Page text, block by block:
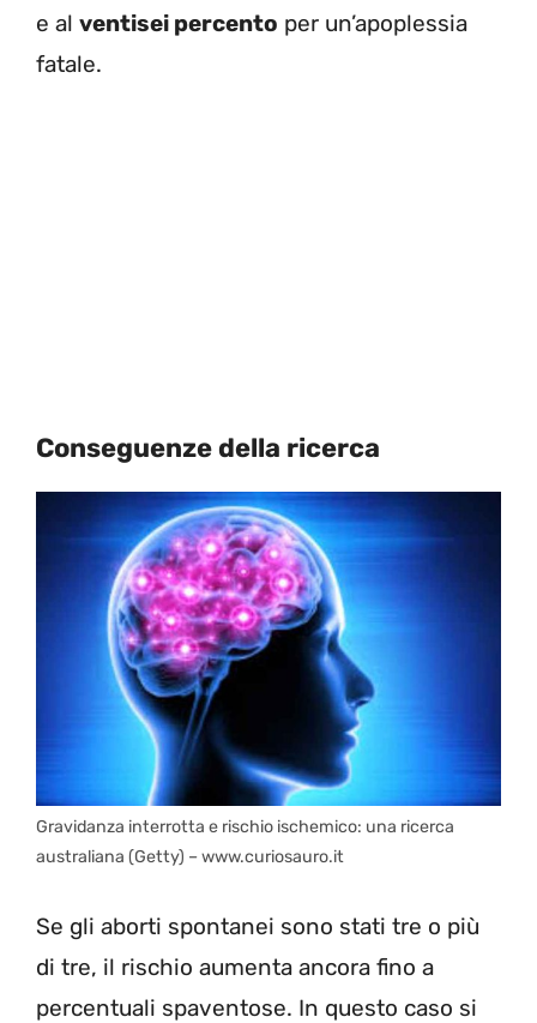
e al ventisei percento per un’apoplessia
fatale.
Conseguenze della ricerca
Gravidanza interrotta e rischio ischemico: una ricerca
australiana (Getty) – www.curiosauro.it
Se gli aborti spontanei sono stati tre o più
di tre, il rischio aumenta ancora fino a
percentuali spaventose. In questo caso si